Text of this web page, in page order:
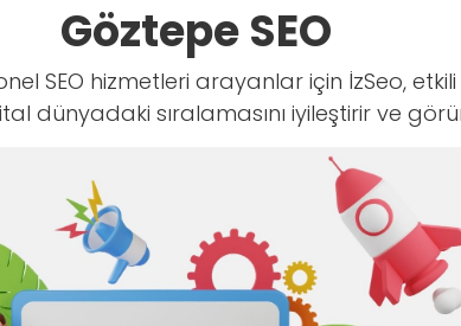
Göztepe SEO
SEO hizmetleri arayanlar için İzSeo, etkili
dünyadaki sıralamasını iyileştirir ve